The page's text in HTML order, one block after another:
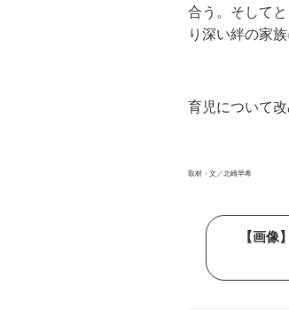
合う。そして
り深い絆の家
育児について
取材・文／北崎早希
【画像